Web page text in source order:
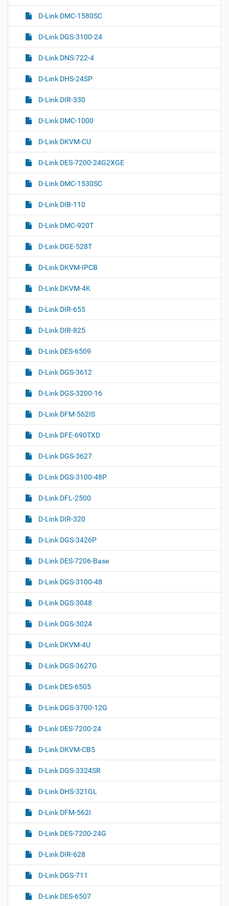
D-Link DMC-1580SC
D-Link DGS-3100-24
D-Link DNS-722-4
D-Link DHS-24SP
D-Link DIR-330
D-Link DMC-1000
D-Link DKVM-CU
D-Link DES-7200-24G2XGE
D-Link DMC-1530SC
D-Link DIB-110
D-Link DMC-920T
D-Link DGE-528T
D-Link DKVM-IPCB
D-Link DKVM-4K
D-Link DIR-655
D-Link DIR-825
D-Link DES-6509
D-Link DGS-3612
D-Link DGS-3200-16
D-Link DFM-562IS
D-Link DFE-690TXD
D-Link DGS-3627
D-Link DGS-3100-48P
D-Link DFL-2500
D-Link DIR-320
D-Link DGS-3426P
D-Link DES-7206-Base
D-Link DGS-3100-48
D-Link DGS-3048
D-Link DGS-3024
D-Link DKVM-4U
D-Link DGS-3627G
D-Link DES-6505
D-Link DGS-3700-12G
D-Link DES-7200-24
D-Link DKVM-CB5
D-Link DGS-3324SR
D-Link DHS-321GL
D-Link DFM-562I
D-Link DES-7200-24G
D-Link DIR-628
D-Link DGS-711
D-Link DES-6507